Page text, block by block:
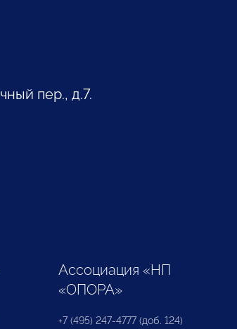
пер., д.7.
Ассоциация «НП
«ОПОРА»
+7 (495) 247-4777 (доб. 124)